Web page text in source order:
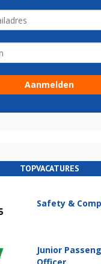
TOPVACATURES
Safety &
Junior
Officer